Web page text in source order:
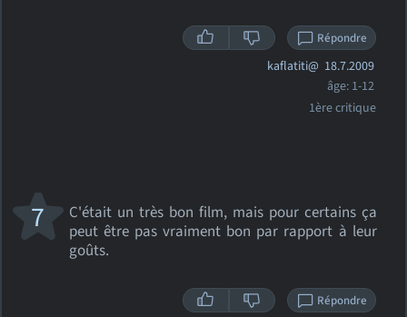
Répondre
kaflatiti@ 18.7.2009
âge: 1-12
1ère critique
C'était un très bon film, mais pour certains ça
peut être pas vraiment bon par rapport à leur
goûts.
7
Répondre